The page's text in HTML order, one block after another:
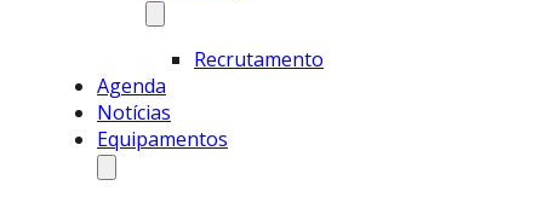
Recrutamento
Agenda
Notícias
Equipamentos